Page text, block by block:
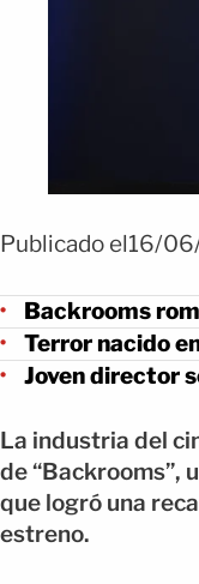
Publicado el16/
Backrooms
Terror nacido
Joven director
La industria del
de “Backrooms”,
que logró una
estreno.